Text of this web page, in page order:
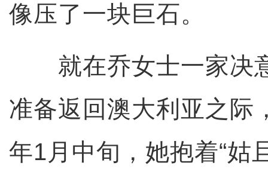
像压了一块巨石。
就在乔女士一家决
准备返回澳大利亚之际
年1月中旬，她抱着“姑